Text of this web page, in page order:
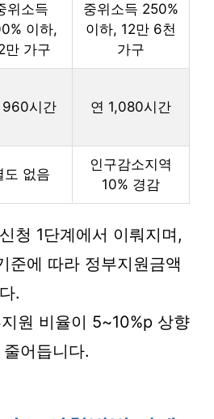
위소득
이하,
만 가구
중위소득 250%
이하, 12만 6천
가구
960시간 연 1,080시간
도 없음
인구감소지역
10% 경감
청 1단계에서 이뤄지며,
준에 따라 정부지원금액
.
원 비율이 5~10%p 상향
어듭니다.